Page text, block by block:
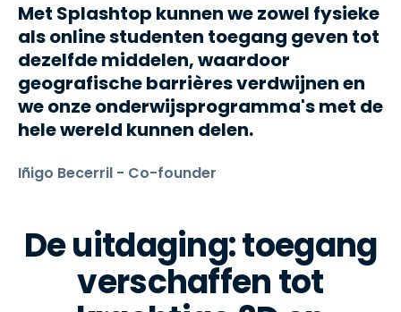
Met Splashtop kunnen we zowel fysieke
als online studenten toegang geven tot
dezelfde middelen, waardoor
geografische barrières verdwijnen en
we onze onderwijsprogramma's met de
hele wereld kunnen delen.
Iñigo Becerril - Co-founder
De uitdaging: toegang
verschaffen tot